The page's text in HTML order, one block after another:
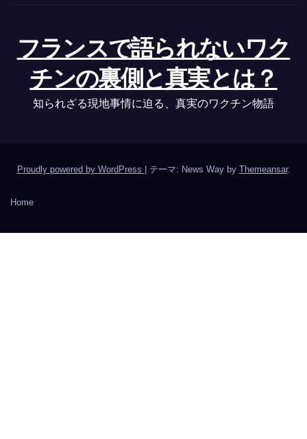
フランスで語られないワク
チンの裏側と真実とは？
知られざる現地事情に迫る、真実のワクチン物語
Proudly powered by WordPress | テーマ: News Way by Themeansar.
Home